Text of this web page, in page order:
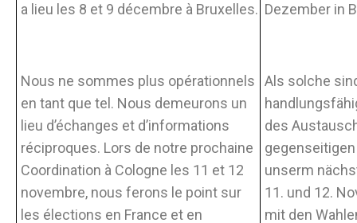
a lieu les 8 et 9 décembre à Bruxelles.
Nous ne sommes plus opérationnels
en tant que tel. Nous demeurons un
lieu d’échanges et d’informations
réciproques. Lors de notre prochaine
Coordination à Cologne les 11 et 12
novembre, nous ferons le point sur
les élections en France et en
Dezember in
Als solche
des
unserm
11. und 12.
mit den